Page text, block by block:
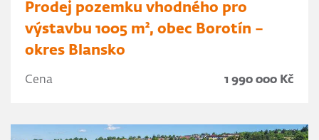
Prodej pozemku vhodného pro
výstavbu 1005 m², obec Borotín –
okres Blansko
Cena 1 990 000 Kč